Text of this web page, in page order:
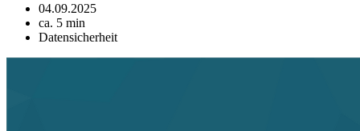
04.09.2025
ca. 5 min
Datensicherheit